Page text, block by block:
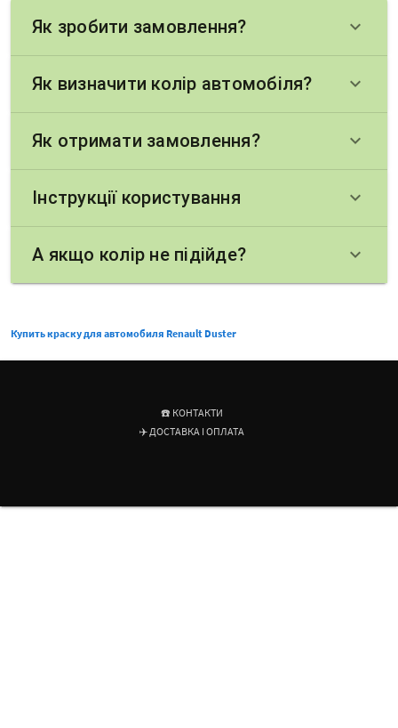
Як зробити замовлення? keyboard_arrow_down
Як визначити колір автомобіля? keyboard_arrow_down
Як отримати замовлення? keyboard_arrow_down
Інструкції користування keyboard_arrow_down
А якщо колір не підійде? keyboard_arrow_down
Купить краску для автомобиля Renault Duster
☎️ КОНТАКТИ
✈️ ДОСТАВКА І ОПЛАТА